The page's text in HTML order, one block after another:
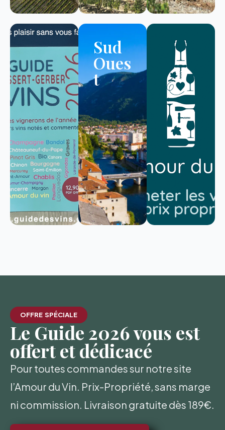
Sud
Oues
t
OFFRE SPÉCIALE
Le Guide 2026 vous est
offert et dédicacé
Pour toutes commandes sur notre site
l’Amour du Vin. Prix-Propriété, sans marge
ni commission. Livraison gratuite dès 189€.